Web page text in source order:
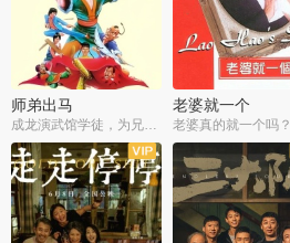
师弟出马
成龙演武馆学徒，为兄搏命战黑道
老婆就一个
老婆真的就一个吗？